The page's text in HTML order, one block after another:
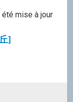
été mise à jour
]